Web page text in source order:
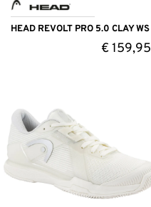
HEAD REVOLT PRO 5.0 CLAY WS
€159,95